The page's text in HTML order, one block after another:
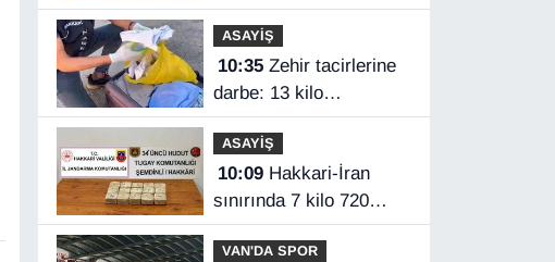
protokolü imzaladı
ASAYİŞ
10:35Zehir tacirlerine
darbe: 13 kilo
metamfetamin ele
geçirildi
ASAYİŞ
10:09Hakkari-İran
sınırında 7 kilo 720
gram eroin ele geçirildi
VAN'DA SPOR